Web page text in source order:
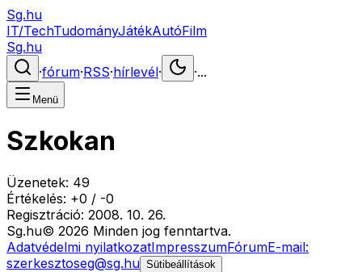
Sg.hu
IT/TechTudományJátékAutóFilm
Sg.hu
·fórum·RSS·hírlevél· ·...
Menü
Szkokan
Üzenetek: 49
Értékelés: +0 / -0
Regisztráció: 2008. 10. 26.
Sg.hu© 2026 Minden jog fenntartva.
Adatvédelmi nyilatkozatImpresszumFórumE-mail:
szerkesztoseg@sg.hu Sütibeállítások